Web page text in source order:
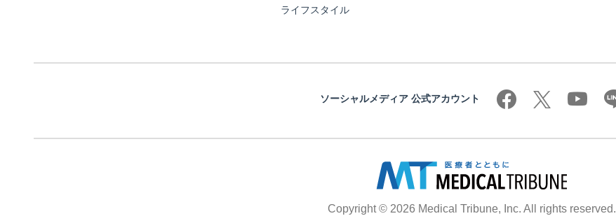
ライフスタイル
ソーシャルメディア 公式アカウント
Copyright © 2026 Medical Tribune, Inc. All rights reserved.